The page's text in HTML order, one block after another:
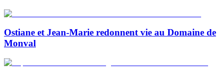
Ostiane et Jean-Marie redonnent vie au Domaine de
Monval